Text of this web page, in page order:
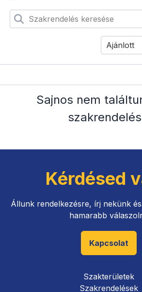
Szakrendelés keresése
Ajánlott
Sajnos nem
Kérdésed
Állunk rendelkezésre, írj nekünk
hamarabb
Kapcsolat
Szakterületek
Szakrendelések